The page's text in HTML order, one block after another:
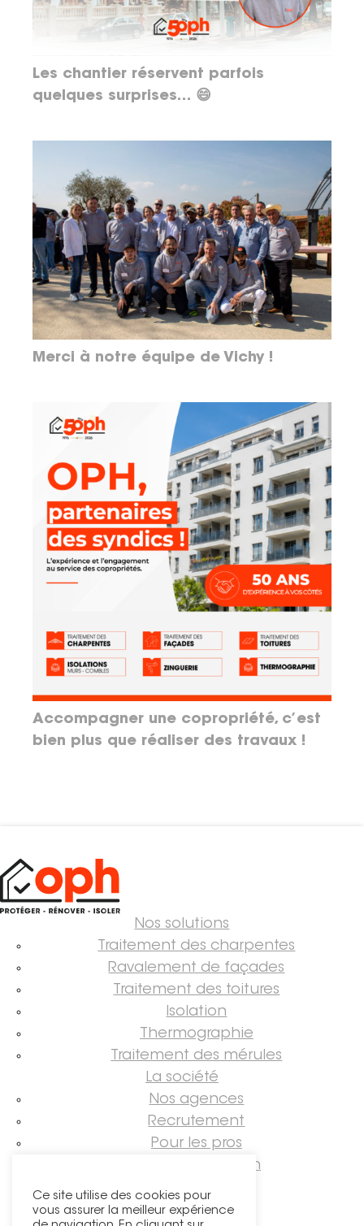
Les chantier réservent parfois
quelques surprises… 😄
Merci à notre équipe de Vichy !
Accompagner une copropriété, c’est
bien plus que réaliser des travaux !
Nos solutions
Traitement des charpentes
Ravalement de façades
Traitement des toitures
Isolation
Thermographie
Traitement des mérules
La société
Nos agences
Recrutement
Pour les pros
Guide rénovation
Suivez-nous !
Ce site utilise des cookies pour
vous assurer la meilleur expérience